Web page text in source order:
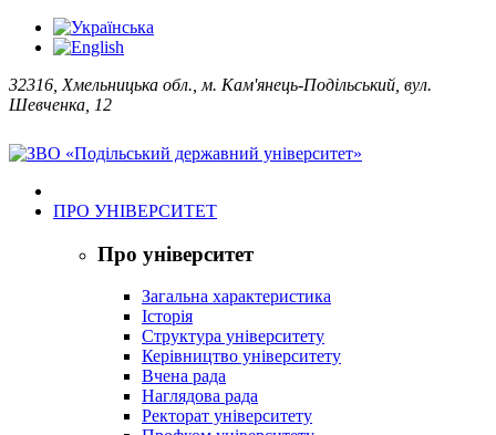
32316, Хмельницька обл., м. Кам'янець-Подільський, вул.
Шевченка, 12
ПРО УНІВЕРСИТЕТ
Про університет
Загальна характеристика
Історія
Структура університету
Керівництво університету
Вчена рада
Наглядова рада
Ректорат університету